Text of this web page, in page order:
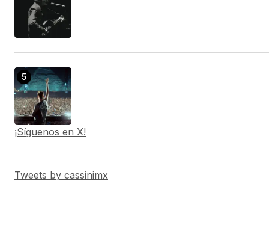
¡Síguenos en X!
Tweets by cassinimx